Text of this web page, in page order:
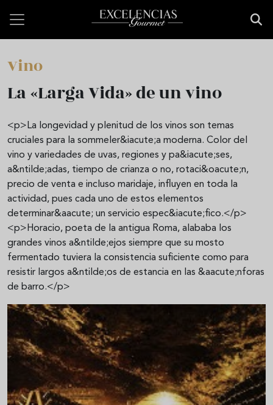
Vino
La «Larga Vida» de un vino
<p>La longevidad y plenitud de los vinos son temas
cruciales para la sommeler&iacute;a moderna. Color del
vino y variedades de uvas, regiones y pa&iacute;ses,
a&ntilde;adas, tiempo de crianza o no, rotaci&oacute;n,
precio de venta e incluso maridaje, influyen en toda la
actividad, pues cada uno de estos elementos
determinar&aacute; un servicio espec&iacute;fico.</p>
<p>Horacio, poeta de la antigua Roma, alababa los
grandes vinos a&ntilde;ejos siempre que su mosto
fermentado tuviera la consistencia suficiente como para
resistir largos a&ntilde;os de estancia en las &aacute;nforas
de barro.</p>